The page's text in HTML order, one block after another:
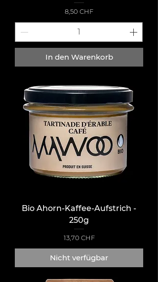
Preis
8,50 CHF
In den Warenkorb
Bio Ahorn-Kaffee-Aufstrich -
250g
Preis
13,70 CHF
Nicht verfügbar